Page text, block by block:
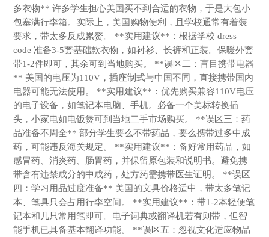
多衣物** 许多学生担心美国买不到合适的衣物，于是大包小
包塞满行李箱。实际上，美国购物便利，且学校通常有着装
要求，带太多反成累赘。 **实用建议**：根据学校 dress
code 准备3-5套基础款衣物，如衬衫、长裤和正装。保暖外套
带1-2件即可，其余可到当地购买。 **误区二：盲目携带电器
** 美国的电压为110V，插座制式与中国不同，直接携带国内
电器可能无法使用。 **实用建议**：优先购买兼容110V电压
的电子设备，如笔记本电脑、手机。必备一个美标转换插
头，小家电如电饭煲可到当地二手市场购买。 **误区三：药
品准备不周全** 部分学生要么不带药品，要么携带过多中成
药，可能违反海关规定。 **实用建议**：备好常用药品，如
感冒药、消炎药、肠胃药，并保留原包装和说明书。避免携
带含有违禁成分的中成药，处方药需携带医生证明。 **误区
四：学习用品过度准备** 美国的文具价格适中，带太多笔记
本、笔具只会占用行李空间。 **实用建议**：带1-2本轻便笔
记本和几只常用笔即可。电子词典或翻译机若有则带，但智
能手机已具备基本翻译功能。 **误区五：忽视文化适应物品